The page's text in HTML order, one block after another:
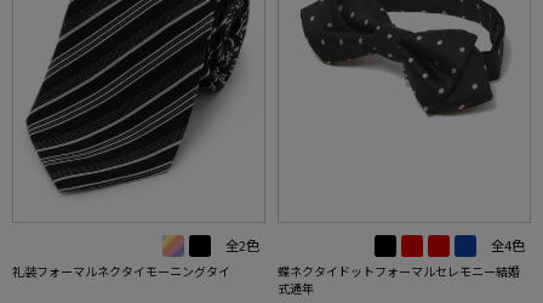
全2色
礼装フォーマルネクタイモーニングタイ
全4色
蝶ネクタイドットフォーマルセレモニー結婚
式通年